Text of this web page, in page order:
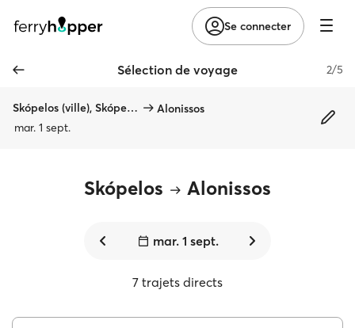
Se connecter
Sélection de voyage 2/5
Skópelos (ville), Skópelos
Alonissos
mar. 1 sept.
Skópelos Alonissos
mar. 1 sept.
7 trajets directs